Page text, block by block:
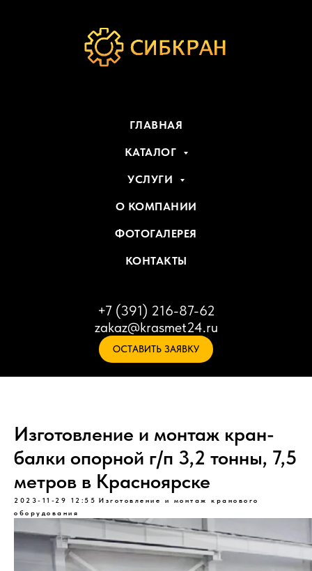
ГЛАВНАЯ
КАТАЛОГ
УСЛУГИ
О КОМПАНИИ
ФОТОГАЛЕРЕЯ
КОНТАКТЫ
+7 (391) 216-87-62
zakaz@krasmet24.ru
ОСТАВИТЬ ЗАЯВКУ
Изготовление и монтаж кран-
балки опорной г/п 3,2 тонны, 7,5
метров в Красноярске
2023-11-29 12:55 Изготовление и монтаж кранового
оборудования